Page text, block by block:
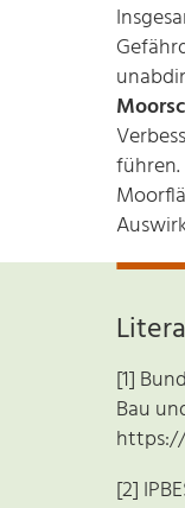
[1]
Bau
[2]